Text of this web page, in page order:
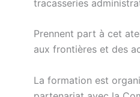
tracasseries
Prennent part à cet
aux frontières et des
La formation est